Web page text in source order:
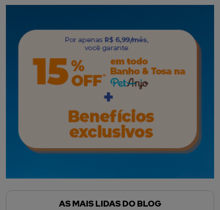
AS MAIS LIDAS DO BLOG